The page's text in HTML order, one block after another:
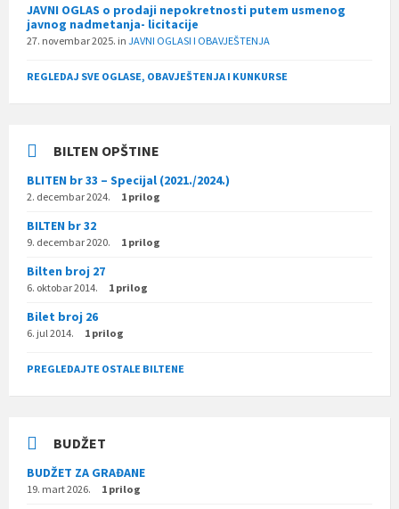
JAVNI OGLAS o prodaji nepokretnosti putem usmenog
javnog nadmetanja- licitacije
27. novembar 2025. in JAVNI OGLASI I OBAVJEŠTENJA
REGLEDAJ SVE OGLASE, OBAVJEŠTENJA I KUNKURSE
BILTEN OPŠTINE
BLITEN br 33 – Specijal (2021./2024.)
2. decembar 2024. 1 prilog
BILTEN br 32
9. decembar 2020. 1 prilog
Bilten broj 27
6. oktobar 2014. 1 prilog
Bilet broj 26
6. jul 2014. 1 prilog
PREGLEDAJTE OSTALE BILTENE
BUDŽET
BUDŽET ZA GRAĐANE
19. mart 2026. 1 prilog